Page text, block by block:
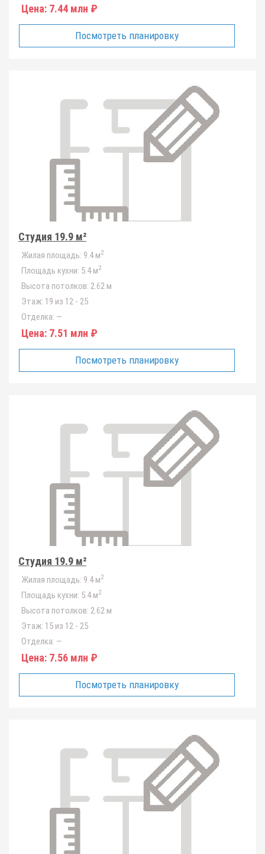
Цена: 7.44 млн ₽
Посмотреть планировку
Студия 19.9 м²
Жилая площадь: 9.4 м2
Площадь кухни: 5.4 м2
Высота потолков: 2.62 м
Этаж: 19 из 12 - 25
Отделка: —
Цена: 7.51 млн ₽
Посмотреть планировку
Студия 19.9 м²
Жилая площадь: 9.4 м2
Площадь кухни: 5.4 м2
Высота потолков: 2.62 м
Этаж: 15 из 12 - 25
Отделка: —
Цена: 7.56 млн ₽
Посмотреть планировку